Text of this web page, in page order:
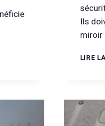
Ils
miroir
LIRE